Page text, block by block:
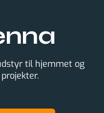
til hjemmet og